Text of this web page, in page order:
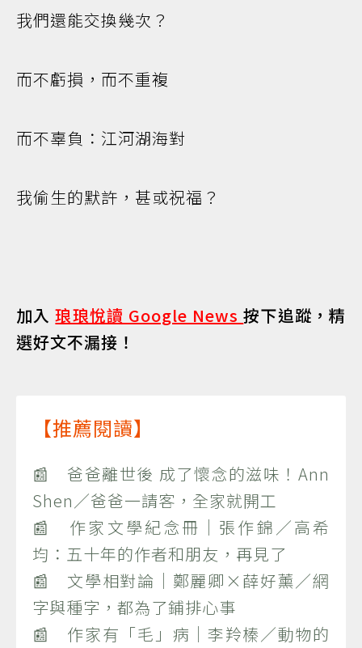
我們還能交換幾次？
而不虧損，而不重複
而不辜負：江河湖海對
我偷生的默許，甚或祝福？
加入琅琅悅讀 Google News按下追蹤，精
選好文不漏接！
【推薦閱讀】
📰 爸爸離世後 成了懷念的滋味！Ann
Shen／爸爸一請客，全家就開工
📰 作家文學紀念冊｜張作錦／高希
均：五十年的作者和朋友，再見了
📰 文學相對論｜鄭麗卿×薛好薰／網
字與種字，都為了鋪排心事
📰 作家有「毛」病｜李羚榛／動物的